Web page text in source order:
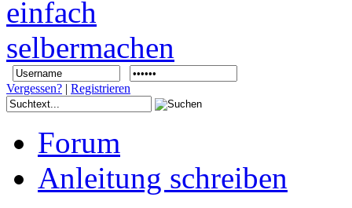
Vergessen? | Registrieren
Forum
Anleitung schreiben